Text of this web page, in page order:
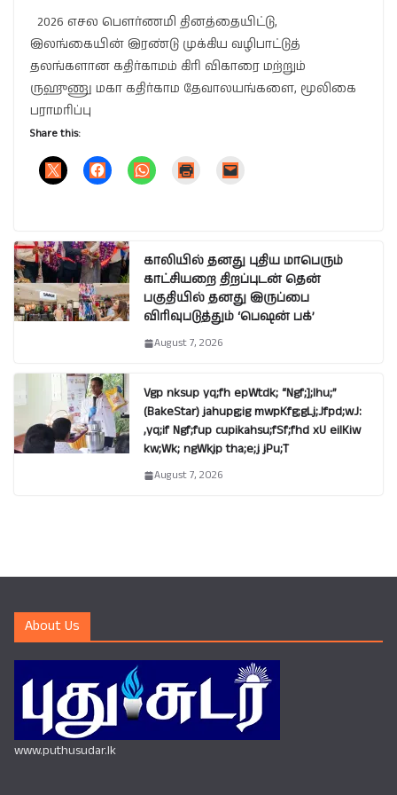
2026 எசல பௌர்ணமி தினத்தையிட்டு,
இலங்கையின் இரண்டு முக்கிய வழிபாட்டுத்
தலங்களான கதிர்காமம் கிரி விகாரை மற்றும்
ருஹுணு மகா கதிர்காம தேவாலயங்களை, மூலிகை
பராமரிப்பு
Share this:
காலியில் தனது புதிய மாபெரும்
காட்சியறை திறப்புடன் தென்
பகுதியில் தனது இருப்பை
விரிவுபடுத்தும் ‘பெஷன் பக்’
August 7, 2026
Vgp nksup yq;fh epWtdk; “Ngf;];lhu;”
(BakeStar) jahupg;ig mwpKfg;gLj;Jfpd;wJ:
,yq;if Ngf;fup cupikahsu;fSf;fhd xU eilKiw
kw;Wk; ngWkjp tha;e;j jPu;T
August 7, 2026
About Us
www.puthusudar.lk